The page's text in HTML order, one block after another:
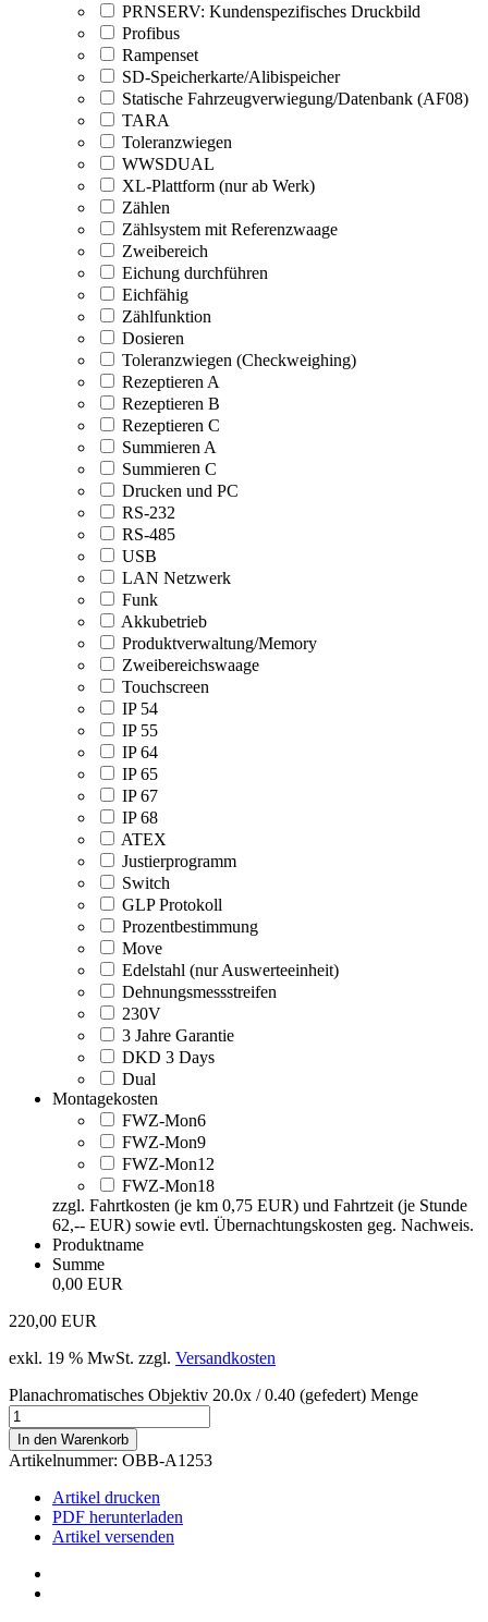
PRNSERV: Kundenspezifisches Druckbild
Profibus
Rampenset
SD-Speicherkarte/Alibispeicher
Statische Fahrzeugverwiegung/Datenbank (AF08)
TARA
Toleranzwiegen
WWSDUAL
XL-Plattform (nur ab Werk)
Zählen
Zählsystem mit Referenzwaage
Zweibereich
Eichung durchführen
Eichfähig
Zählfunktion
Dosieren
Toleranzwiegen (Checkweighing)
Rezeptieren A
Rezeptieren B
Rezeptieren C
Summieren A
Summieren C
Drucken und PC
RS-232
RS-485
USB
LAN Netzwerk
Funk
Akkubetrieb
Produktverwaltung/Memory
Zweibereichswaage
Touchscreen
IP 54
IP 55
IP 64
IP 65
IP 67
IP 68
ATEX
Justierprogramm
Switch
GLP Protokoll
Prozentbestimmung
Move
Edelstahl (nur Auswerteeinheit)
Dehnungsmessstreifen
230V
3 Jahre Garantie
DKD 3 Days
Dual
Montagekosten
FWZ-Mon6
FWZ-Mon9
FWZ-Mon12
FWZ-Mon18
zzgl. Fahrtkosten (je km 0,75 EUR) und Fahrtzeit (je Stunde
62,-- EUR) sowie evtl. Übernachtungskosten geg. Nachweis.
Produktname
Summe
0,00 EUR
220,00 EUR
exkl. 19 % MwSt. zzgl. Versandkosten
Planachromatisches Objektiv 20.0x / 0.40 (gefedert) Menge
In den Warenkorb
Artikelnummer: OBB-A1253
Artikel drucken
PDF herunterladen
Artikel versenden